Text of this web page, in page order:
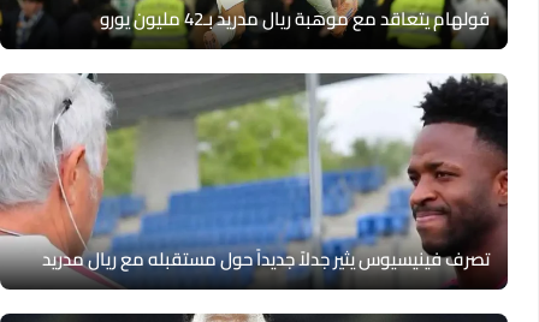
فولهام يتعاقد مع موهبة ريال مدريد بـ42 مليون يورو
تصرف فينيسيوس يثير جدلاً جديداً حول مستقبله مع ريال مدريد